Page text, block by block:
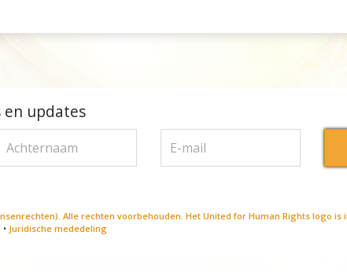
updates
Alle rechten voorbehouden. Het United for Human Rights logo is
• Juridische mededeling